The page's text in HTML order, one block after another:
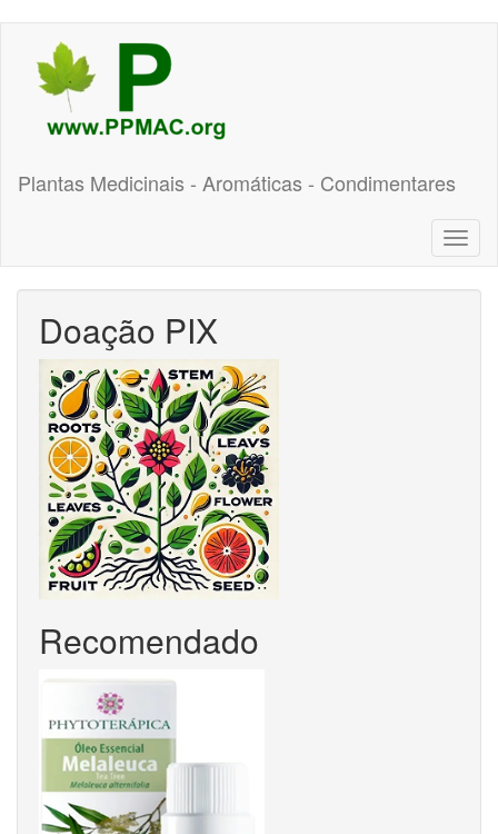
conteúdo
principal
Plantas Medicinais - Aromáticas - Condimentares
Doação PIX
Recomendado